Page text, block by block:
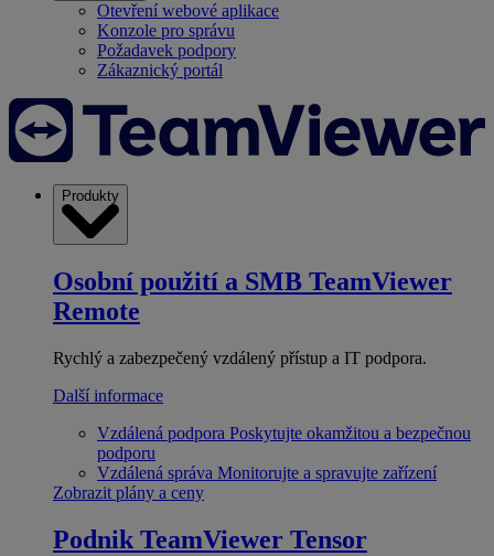
Otevření webové aplikace
Konzole pro správu
Požadavek podpory
Zákaznický portál
Produkty
Osobní použití a SMB TeamViewer
Remote
Rychlý a zabezpečený vzdálený přístup a IT podpora.
Další informace
Vzdálená podpora Poskytujte okamžitou a bezpečnou
podporu
Vzdálená správa Monitorujte a spravujte zařízení
Zobrazit plány a ceny
Podnik TeamViewer Tensor